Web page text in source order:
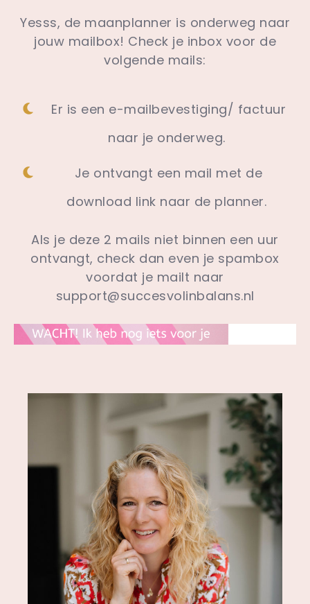
Yesss, de maanplanner is onderweg naar
jouw mailbox! Check je inbox voor de
volgende mails:
Er is een e-mailbevestiging/ factuur
naar je onderweg.
Je ontvangt een mail met de
download link naar de planner.
Als je deze 2 mails niet binnen een uur
ontvangt, check dan even je spambox
voordat je mailt naar
support@succesvolinbalans.nl